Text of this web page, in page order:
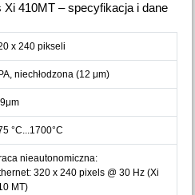
410MT – specyfikacja i dane
x 240 pikseli
niechłodzona (12 μm)
°C...1700°C
nieautonomiczna:
320 x 240 pixels @ 30 Hz (Xi
MT)